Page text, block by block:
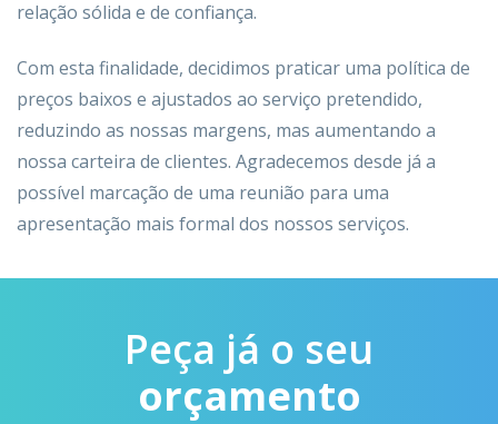
relação sólida e de confiança.
Com esta finalidade, decidimos praticar uma política de
preços baixos e ajustados ao serviço pretendido,
reduzindo as nossas margens, mas aumentando a
nossa carteira de clientes. Agradecemos desde já a
possível marcação de uma reunião para uma
apresentação mais formal dos nossos serviços.
Peça já o seu
orçamento